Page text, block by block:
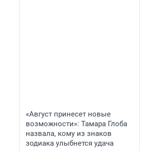
«Август принесет новые
возможности»: Тамара Глоба
назвала, кому из знаков
зодиака улыбнется удача